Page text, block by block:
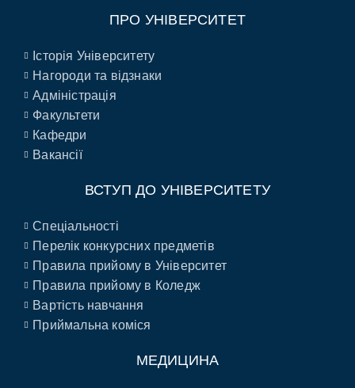
ПРО УНІВЕРСИТЕТ
Історія Університету
Нагороди та відзнаки
Адміністрація
Факультети
Кафедри
Вакансії
ВСТУП ДО УНІВЕРСИТЕТУ
Спеціальності
Перелік конкурсних предметів
Правила прийому в Університет
Правила прийому в Коледж
Вартість навчання
Приймальна коміся
МЕДИЦИНА